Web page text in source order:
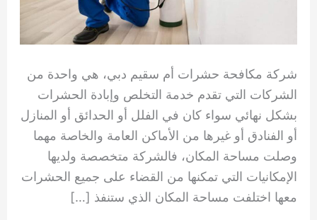
شركة مكافحة حشرات أم سقيم دبي، هي واحدة من
الشركات التي تقدم خدمة التخلص وإبادة الحشرات
بشكل نهائي سواء كان في الفلل أو الحدائق أو المنازل
أو الفنادق أو غيرها من الأماكن العامة والخاصة مهما
وصلت مساحة المكان، فالشركة متخصصة ولديها
الإمكانيات التي تمكنها من القضاء على جميع الحشرات
معها اختلفت مساحة المكان الذي ستنفذ […]